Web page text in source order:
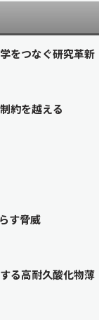
をつなぐ研究革新
約を越える
す脅威
る高耐久酸化物薄